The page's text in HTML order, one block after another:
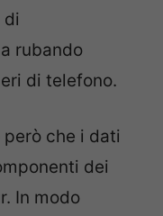
di
rubando
di telefono.
che i dati
dei
In modo